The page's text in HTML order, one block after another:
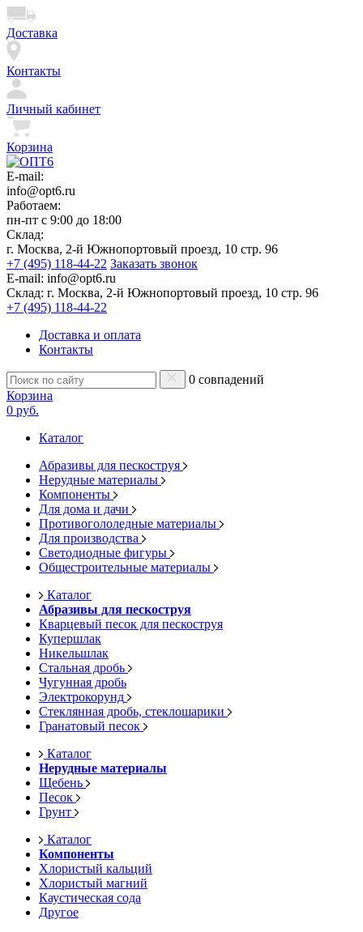
Доставка
Контакты
Личный кабинет
Корзина
E-mail:
info@opt6.ru
Работаем:
пн-пт с 9:00 до 18:00
Склад:
г. Москва, 2-й Южнопортовый проезд, 10 стр. 96
+7 (495) 118-44-22 Заказать звонок
E-mail: info@opt6.ru
Склад: г. Москва, 2-й Южнопортовый проезд, 10 стр. 96
+7 (495) 118-44-22
Доставка и оплата
Контакты
0 совпадений
Корзина
0 руб.
Каталог
Абразивы для пескоструя
Нерудные материалы
Компоненты
Для дома и дачи
Противогололедные материалы
Для производства
Светодиодные фигуры
Общестроительные материалы
Каталог
Абразивы для пескоструя
Кварцевый песок для пескоструя
Купершлак
Никельшлак
Стальная дробь
Чугунная дробь
Электрокорунд
Стеклянная дробь, стеклошарики
Гранатовый песок
Каталог
Нерудные материалы
Щебень
Песок
Грунт
Каталог
Компоненты
Хлористый кальций
Хлористый магний
Каустическая сода
Другое